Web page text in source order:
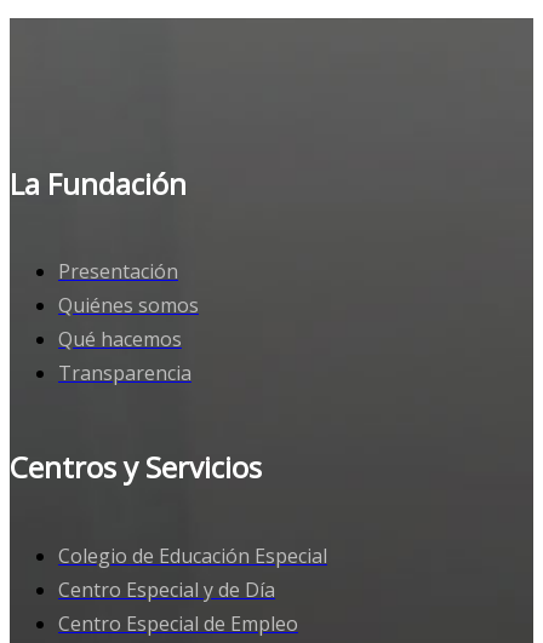
La Fundación
Presentación
Quiénes somos
Qué hacemos
Transparencia
Centros y Servicios
Colegio de Educación Especial
Centro Especial y de Día
Centro Especial de Empleo